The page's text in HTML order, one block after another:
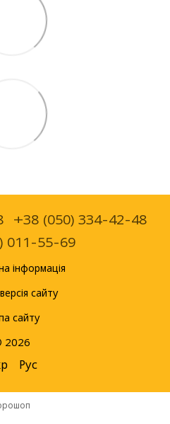
+38 (050) 334-42-48
011-55-69
інформація
сайту
сайту
2026
Рус